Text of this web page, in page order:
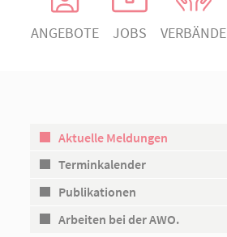
ANGEBOTE JOBS VERBÄNDE
AWO Ortsverein Rheinsberg
Aktuelle Meldungen
Terminkalender
Publikationen
Arbeiten bei der AWO.